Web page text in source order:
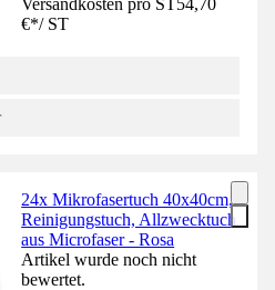
€*/ ST
24x Mikrofasertuch 40x40cm,
Reinigungstuch, Allzwecktuch
aus Microfaser - Rosa
Artikel wurde noch nicht
bewertet.